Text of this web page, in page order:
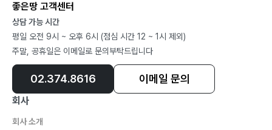
저서
- 『손태진 수능만점어휘』(예정, 좋은 땅)
- 『손태진 문법 원리』(예정, 좋은 땅)
- 『손태진 독해 원리』(예정, 좋은 땅)
- 『손태진 수능만점구문(어법)』(예정, 좋은 땅)
- 『손태진 수능만점독해』(예정, 좋은 땅)
- 『뿌리 깊은 어원 영단어』(2021, 혜지원)
좋은땅 고객센터
상담 가능 시간
평일 오전 9시 ~ 오후 6시 (점심 시간 12 ~ 1시 제외)
주말, 공휴일은 이메일로 문의부탁드립니다
02.374.8616 이메일 문의
회사
회사 소개